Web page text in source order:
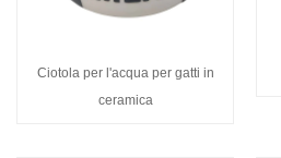
Ciotola per l'acqua per gatti in
ceramica